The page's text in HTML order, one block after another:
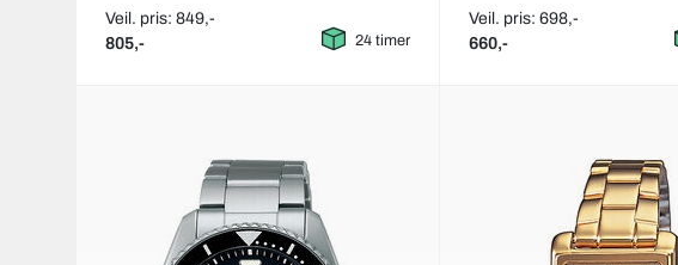
Veil. pris: 849,-
805,- 24 timer
Veil. pris: 698,-
660,-